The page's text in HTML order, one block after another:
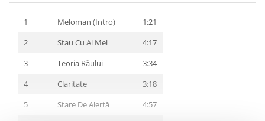
1 Meloman (Intro)
1:21
2
Stau Cu Ai Mei
4:17
3
Teoria Răului
3:34
4
Claritate
3:18
5
Stare De Alertă
4:57